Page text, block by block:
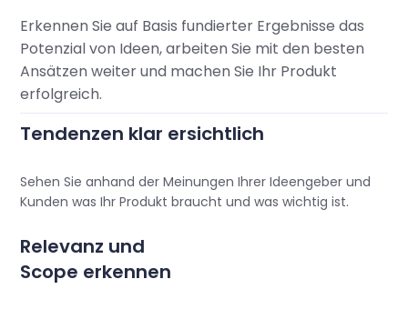
Erkennen Sie auf Basis fundierter Ergebnisse das
Potenzial von Ideen, arbeiten Sie mit den besten
Ansätzen weiter und machen Sie Ihr Produkt
erfolgreich.
Tendenzen klar ersichtlich
Sehen Sie anhand der Meinungen Ihrer Ideengeber und
Kunden was Ihr Produkt braucht und was wichtig ist.
Relevanz und
Scope erkennen